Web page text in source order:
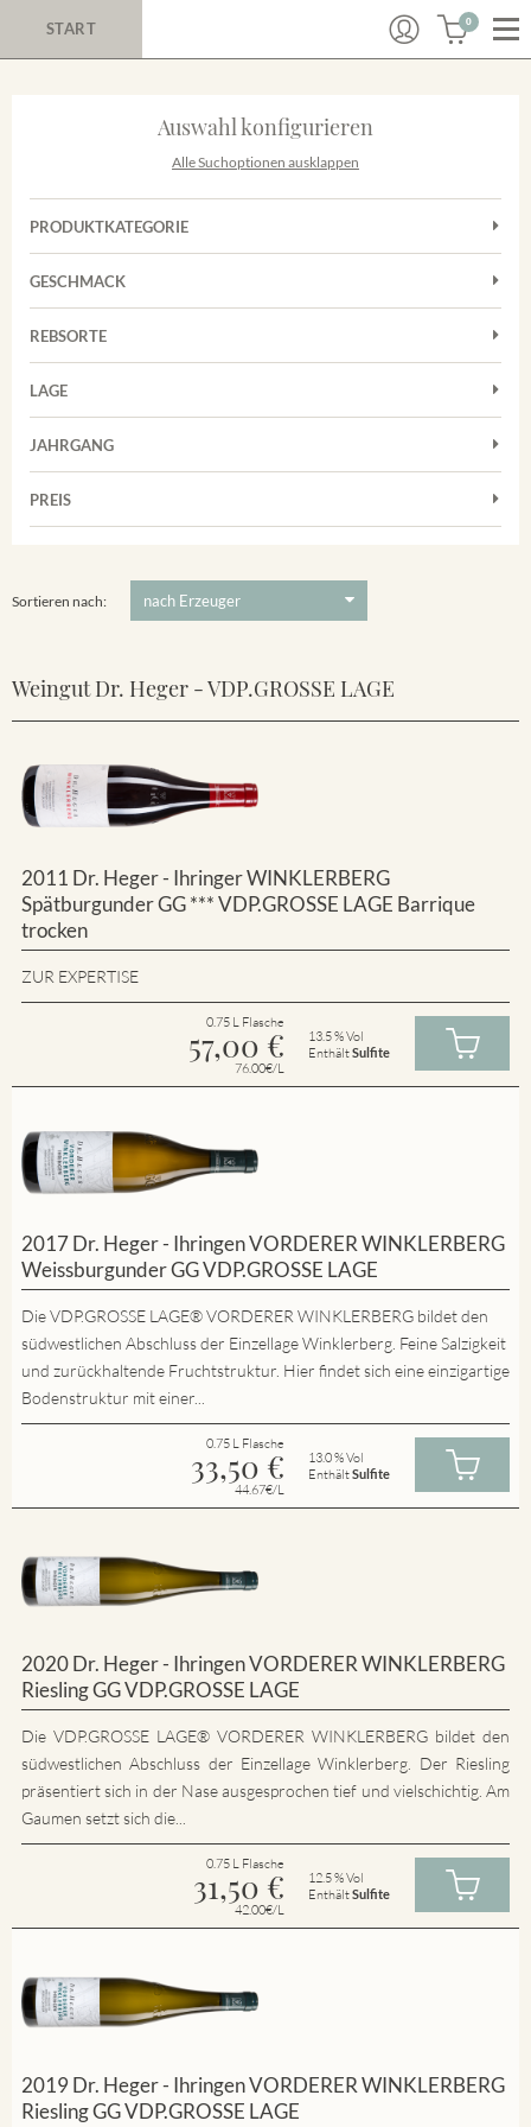
START 0
Auswahl konfigurieren
Alle Suchoptionen ausklappen
PRODUKTKATEGORIE
Cuvées
Rosé
Weißwein
GESCHMACK
Trocken
REBSORTE
Chardonnay
Grauburgunder
Riesling
LAGE
Achkarrer Schlossberg
Vorderer Winklerberg
Winklerberg Hinter Winklen
JAHRGANG
PREIS
Sortieren nach:
Weingut Dr. Heger - VDP.GROSSE LAGE
2011 Dr. Heger - Ihringer WINKLERBERG
Spätburgunder GG *** VDP.GROSSE LAGE Barrique
trocken
ZUR EXPERTISE
0.75 L Flasche
57,00 €
76.00€/L
13.5 % Vol
EnthältSulfite
2017 Dr. Heger - Ihringen VORDERER WINKLERBERG
Weissburgunder GG VDP.GROSSE LAGE
Die VDP.GROSSE LAGE® VORDERER WINKLERBERG bildet den
südwestlichen Abschluss der Einzellage Winklerberg. Feine Salzigkeit
und zurückhaltende Fruchtstruktur. Hier findet sich eine einzigartige
Bodenstruktur mit einer...
0.75 L Flasche
33,50 €
44.67€/L
13.0 % Vol
EnthältSulfite
2020 Dr. Heger - Ihringen VORDERER WINKLERBERG
Riesling GG VDP.GROSSE LAGE
Die VDP.GROSSE LAGE® VORDERER WINKLERBERG bildet den
südwestlichen Abschluss der Einzellage Winklerberg. Der Riesling
präsentiert sich in der Nase ausgesprochen tief und vielschichtig. Am
Gaumen setzt sich die...
0.75 L Flasche
31,50 €
42.00€/L
12.5 % Vol
EnthältSulfite
2019 Dr. Heger - Ihringen VORDERER WINKLERBERG
Riesling GG VDP.GROSSE LAGE